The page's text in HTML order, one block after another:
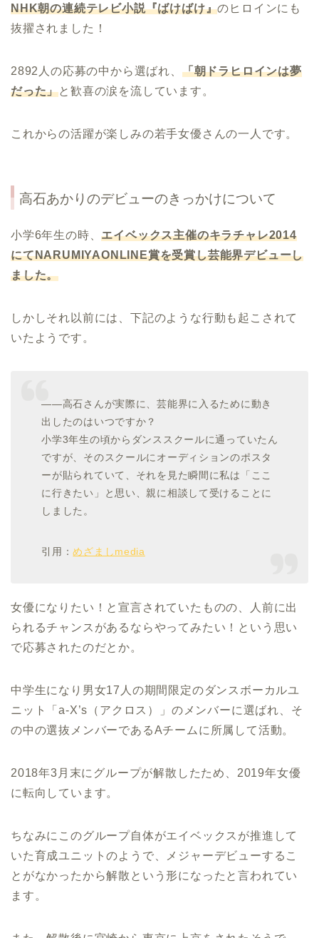
NHK朝の連続テレビ小説『ばけばけ』のヒロインにも
抜擢されました！
2892人の応募の中から選ばれ、 「朝ドラヒロインは夢
だった」と歓喜の涙を流しています。
これからの活躍が楽しみの若手女優さんの一人です。
高石あかりのデビューのきっかけについて
小学6年生の時、エイベックス主催のキラチャレ2014
にてNARUMIYAONLINE賞を受賞し芸能界デビューし
ました。
しかしそれ以前には、下記のような行動も起こされて
いたようです。
――高石さんが実際に、芸能界に入るために動き
出したのはいつですか？
小学3年生の頃からダンススクールに通っていたん
ですが、そのスクールにオーディションのポスタ
ーが貼られていて、それを見た瞬間に私は「ここ
に行きたい」と思い、親に相談して受けることに
しました。
引用：めざましmedia
女優になりたい！と宣言されていたものの、人前に出
られるチャンスがあるならやってみたい！という思い
で応募されたのだとか。
中学生になり男女17人の期間限定のダンスボーカルユ
ニット「a-X’s（アクロス）」のメンバーに選ばれ、そ
の中の選抜メンバーであるAチームに所属して活動。
2018年3月末にグループが解散したため、2019年女優
に転向しています。
ちなみにこのグループ自体がエイベックスが推進して
いた育成ユニットのようで、メジャーデビューするこ
とがなかったから解散という形になったと言われてい
ます。